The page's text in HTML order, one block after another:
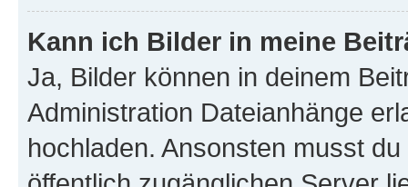
Kann ich Bilder in meine
Ja, Bilder können in deinem
Administration Dateianhänge
hochladen. Ansonsten musst